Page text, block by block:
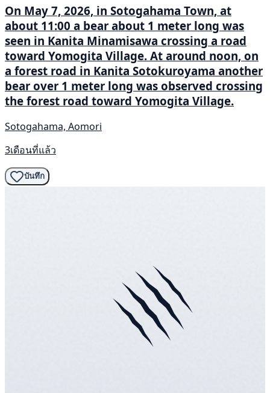
On May 7, 2026, in Sotogahama Town, at
about 11:00 a bear about 1 meter long was
seen in Kanita Minamisawa crossing a road
toward Yomogita Village. At around noon, on
a forest road in Kanita Sotokuroyama another
bear over 1 meter long was observed crossing
the forest road toward Yomogita Village.
Sotogahama, Aomori
3เดือนที่แล้ว
บันทึก